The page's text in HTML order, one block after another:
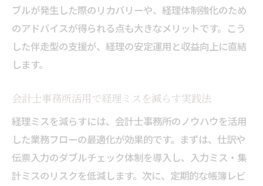
ブルが発生した際のリカバリーや、経理体制強化のため
のアドバイスが得られる点も大きなメリットです。こう
した伴走型の支援が、経理の安定運用と収益向上に直結
します。
会計士事務所活用で経理ミスを減らす実践法
経理ミスを減らすには、会計士事務所のノウハウを活用
した業務フローの最適化が効果的です。まずは、仕訳や
伝票入力のダブルチェック体制を導入し、入力ミス・集
計ミスのリスクを低減します。次に、定期的な帳簿レビ